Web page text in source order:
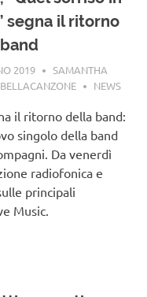
segna il ritorno
2019
SAMANTHA
NEWS
il ritorno della band:
singolo della band
Da venerdì
radiofonica e
principali
Music.